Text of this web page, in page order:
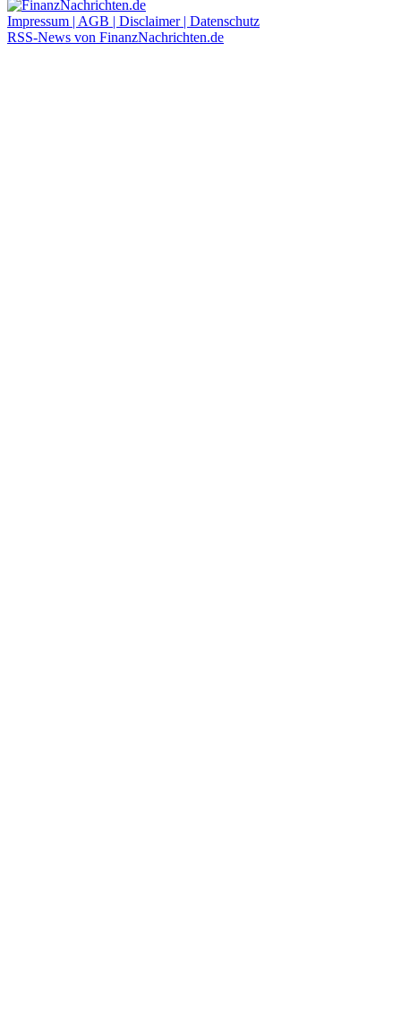
Impressum | AGB | Disclaimer | Datenschutz
RSS-News von FinanzNachrichten.de